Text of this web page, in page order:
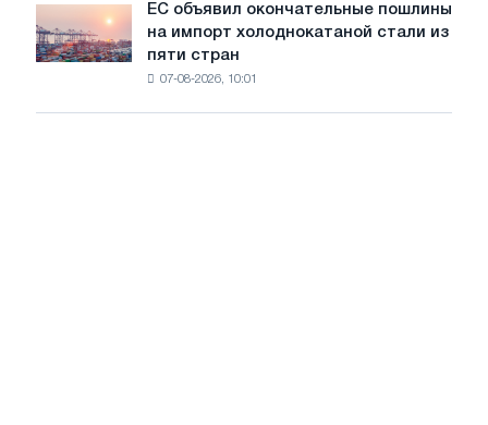
трамвайных
путей
Москвы
Ярославля
объявил
окончательные
ЕС объявил окончательные пошлины
на импорт холоднокатаной стали из
пяти стран
07-08-2026, 10:01